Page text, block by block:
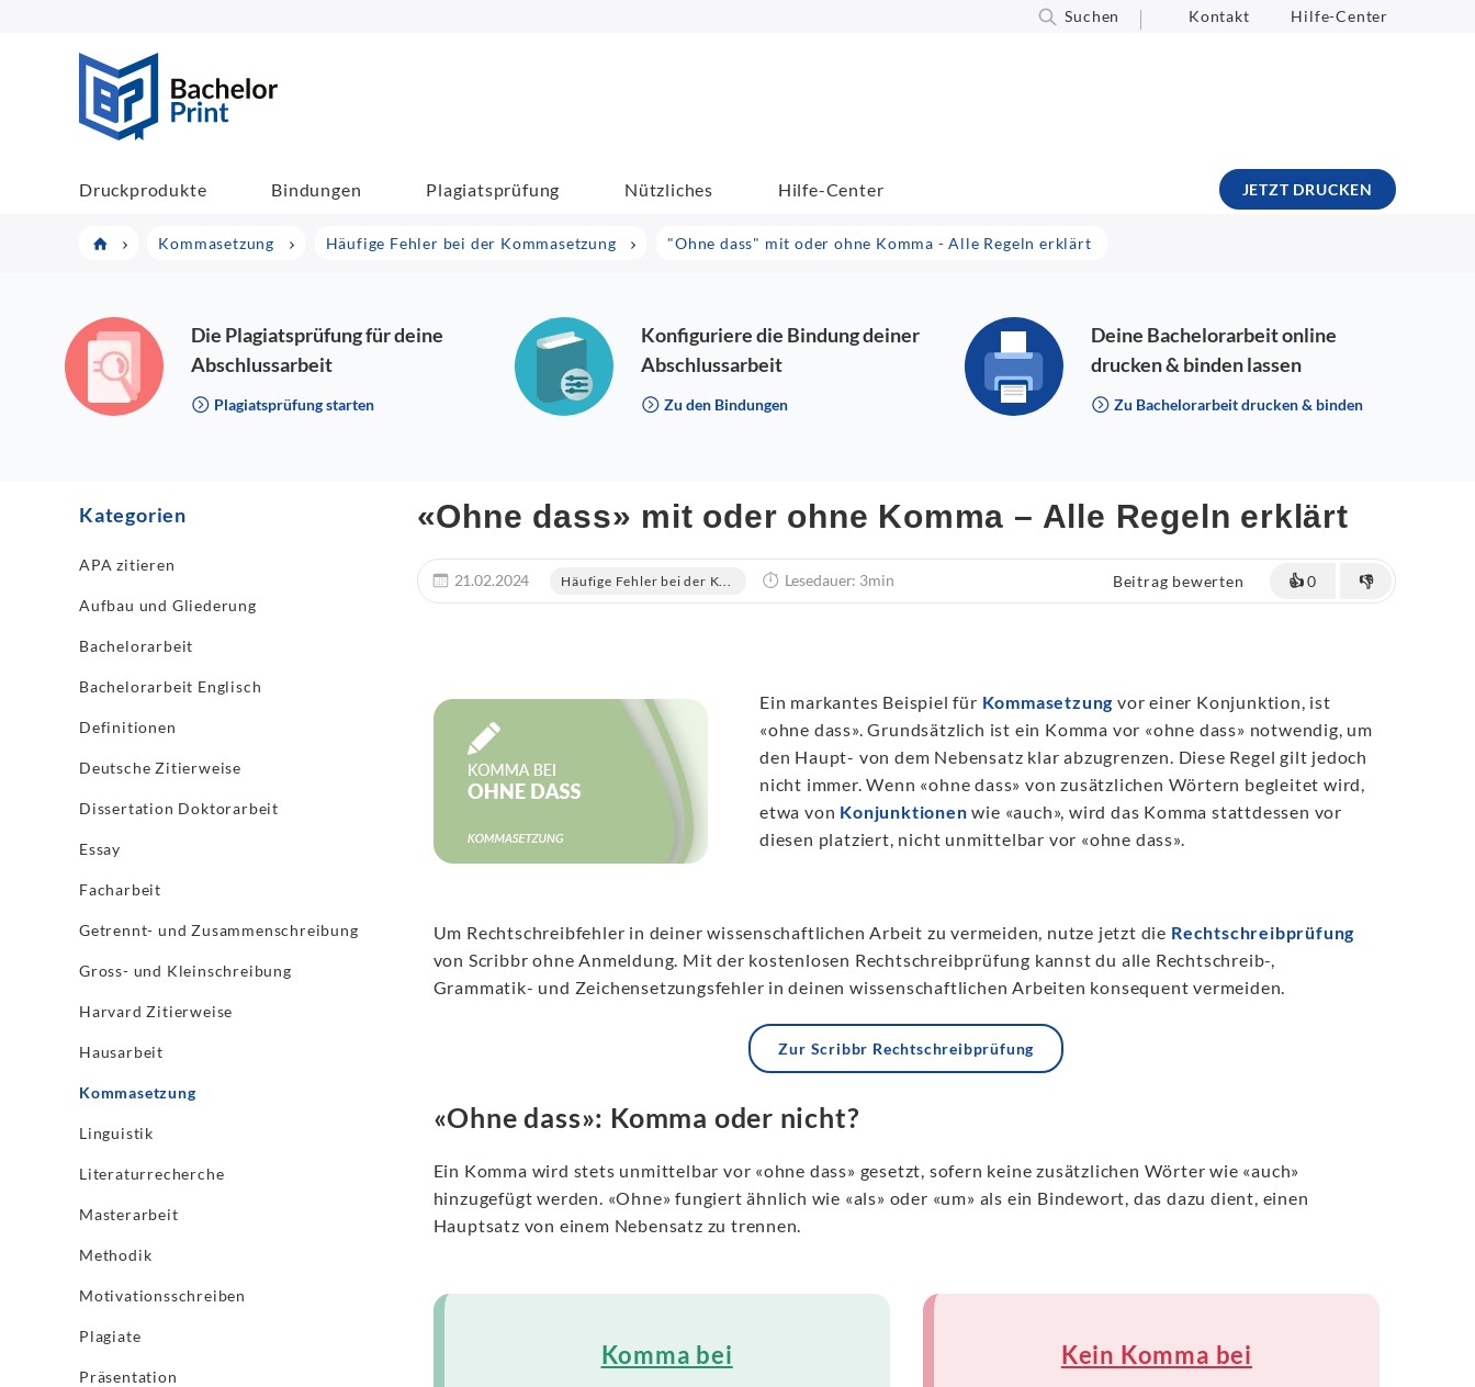
Suchen Kontakt Hilfe-Center
Druckprodukte Bindungen Plagiatsprüfung Nützliches Hilfe-Center JETZT DRUCKEN
Kommasetzung Häufige Fehler bei der Kommasetzung "Ohne dass" mit oder ohne Komma - Alle Regeln erklärt
Die Plagiatsprüfung für deine
Abschlussarbeit
Plagiatsprüfung starten
Konfiguriere die Bindung deiner
Abschlussarbeit
Zu den Bindungen
Deine Bachelorarbeit online
drucken & binden lassen
Zu Bachelorarbeit drucken & binden
Kategorien
APA zitieren
Aufbau und Gliederung
Bachelorarbeit
Bachelorarbeit Englisch
Definitionen
Deutsche Zitierweise
Dissertation Doktorarbeit
Essay
Facharbeit
Getrennt- und Zusammenschreibung
Gross- und Kleinschreibung
Harvard Zitierweise
Hausarbeit
Kommasetzung
Linguistik
Literaturrecherche
Masterarbeit
Methodik
Motivationsschreiben
Plagiate
Präsentation
«Ohne dass» mit oder ohne Komma – Alle Regeln erklärt
21.02.2024 Häufige Fehler bei der K... Lesedauer: 3min Beitrag bewerten 👍0 👎
Ein markantes Beispiel für Kommasetzung vor einer Konjunktion, ist
«ohne dass». Grundsätzlich ist ein Komma vor «ohne dass» notwendig, um
den Haupt- von dem Nebensatz klar abzugrenzen. Diese Regel gilt jedoch
nicht immer. Wenn «ohne dass» von zusätzlichen Wörtern begleitet wird,
etwa von Konjunktionen wie «auch», wird das Komma stattdessen vor
diesen platziert, nicht unmittelbar vor «ohne dass».
Um Rechtschreibfehler in deiner wissenschaftlichen Arbeit zu vermeiden, nutze jetzt die Rechtschreibprüfung
von Scribbr ohne Anmeldung. Mit der kostenlosen Rechtschreibprüfung kannst du alle Rechtschreib-,
Grammatik- und Zeichensetzungsfehler in deinen wissenschaftlichen Arbeiten konsequent vermeiden.
Zur Scribbr Rechtschreibprüfung
«Ohne dass»: Komma oder nicht?
Ein Komma wird stets unmittelbar vor «ohne dass» gesetzt, sofern keine zusätzlichen Wörter wie «auch»
hinzugefügt werden. «Ohne» fungiert ähnlich wie «als» oder «um» als ein Bindewort, das dazu dient, einen
Hauptsatz von einem Nebensatz zu trennen.
Komma bei Kein Komma bei